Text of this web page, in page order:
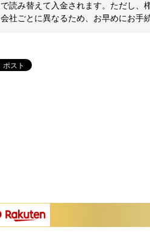
で読み替えて入金されます。ただし、
会社ごとに異なるため、お早めにお手